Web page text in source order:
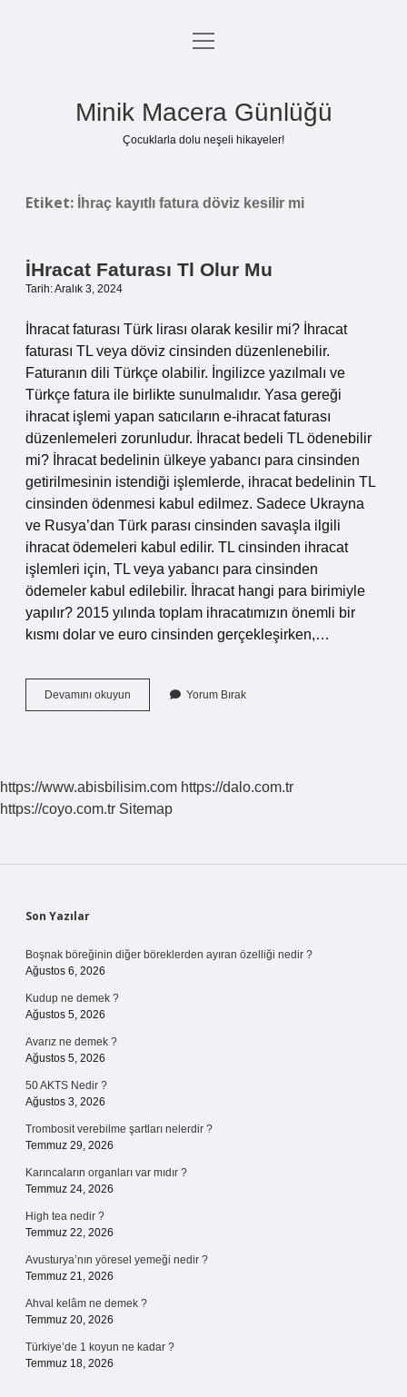
Anasayfa
menüyü
Minik Macera Günlüğü
Çocuklarla dolu neşeli hikayeler!
Etiket: İhraç kayıtlı fatura döviz kesilir mi
İHracat Faturası Tl Olur Mu
Tarih: Aralık 3, 2024
İhracat faturası Türk lirası olarak kesilir mi? İhracat
faturası TL veya döviz cinsinden düzenlenebilir.
Faturanın dili Türkçe olabilir. İngilizce yazılmalı ve
Türkçe fatura ile birlikte sunulmalıdır. Yasa gereği
ihracat işlemi yapan satıcıların e-ihracat faturası
düzenlemeleri zorunludur. İhracat bedeli TL ödenebilir
mi? İhracat bedelinin ülkeye yabancı para cinsinden
getirilmesinin istendiği işlemlerde, ihracat bedelinin TL
cinsinden ödenmesi kabul edilmez. Sadece Ukrayna
ve Rusya’dan Türk parası cinsinden savaşla ilgili
ihracat ödemeleri kabul edilir. TL cinsinden ihracat
işlemleri için, TL veya yabancı para cinsinden
ödemeler kabul edilebilir. İhracat hangi para birimiyle
yapılır? 2015 yılında toplam ihracatımızın önemli bir
kısmı dolar ve euro cinsinden gerçekleşirken,…
Devamını okuyun
Faturası
Yorum Bırak
https://www.abisbilisim.com https://dalo.com.tr
https://coyo.com.tr Sitemap
Sidebar
Son Yazılar
Boşnak böreğinin diğer böreklerden ayıran özelliği nedir ?
Ağustos 6, 2026
Kudup ne demek ?
Ağustos 5, 2026
Avarız ne demek ?
Ağustos 5, 2026
50 AKTS Nedir ?
Ağustos 3, 2026
Trombosit verebilme şartları nelerdir ?
Temmuz 29, 2026
Karıncaların organları var mıdır ?
Temmuz 24, 2026
High tea nedir ?
Temmuz 22, 2026
Avusturya’nın yöresel yemeği nedir ?
Temmuz 21, 2026
Ahval kelâm ne demek ?
Temmuz 20, 2026
Türkiye’de 1 koyun ne kadar ?
Temmuz 18, 2026